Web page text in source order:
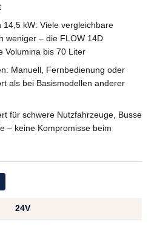
14,5 kW: Viele vergleichbare
weniger – die FLOW 14D
Volumina bis 70 Liter
Manuell, Fernbedienung oder
als bei Basismodellen anderer
für schwere Nutzfahrzeuge, Busse
– keine Kompromisse beim
24V